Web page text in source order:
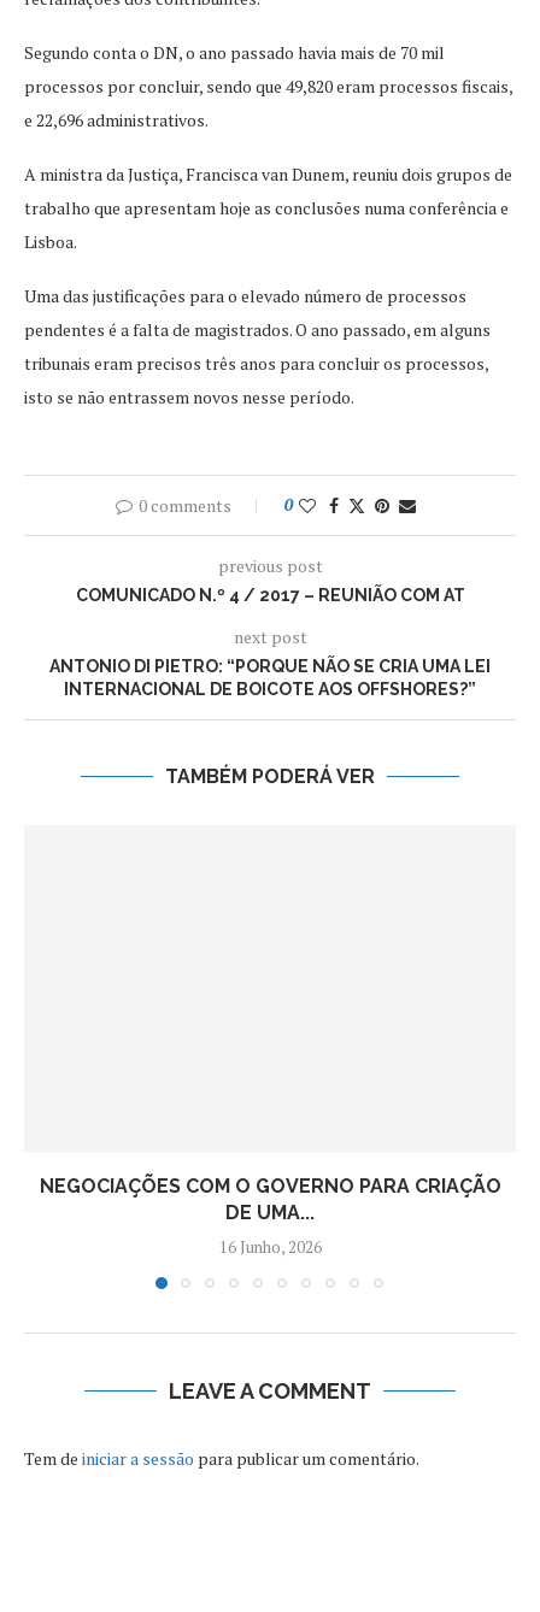
Segundo conta o DN, o ano passado havia mais de 70 mil
processos por concluir, sendo que 49,820 eram processos fiscais,
e 22,696 administrativos.
A ministra da Justiça, Francisca van Dunem, reuniu dois grupos de
trabalho que apresentam hoje as conclusões numa conferência e
Lisboa.
Uma das justificações para o elevado número de processos
pendentes é a falta de magistrados. O ano passado, em alguns
tribunais eram precisos três anos para concluir os processos,
isto se não entrassem novos nesse período.
0 comments 0
previous post
COMUNICADO N.º 4 / 2017 – REUNIÃO COM AT
next post
ANTONIO DI PIETRO: “PORQUE NÃO SE CRIA UMA LEI
INTERNACIONAL DE BOICOTE AOS OFFSHORES?”
TAMBÉM PODERÁ VER
NEGOCIAÇÕES COM O GOVERNO PARA CRIAÇÃO
DE UMA...
16 Junho, 2026
LEAVE A COMMENT
Tem de iniciar a sessão para publicar um comentário.